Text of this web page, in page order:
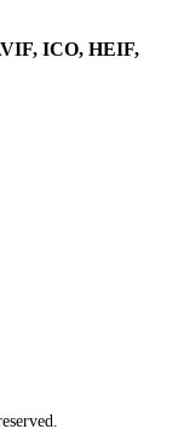
ICO, HEIF,